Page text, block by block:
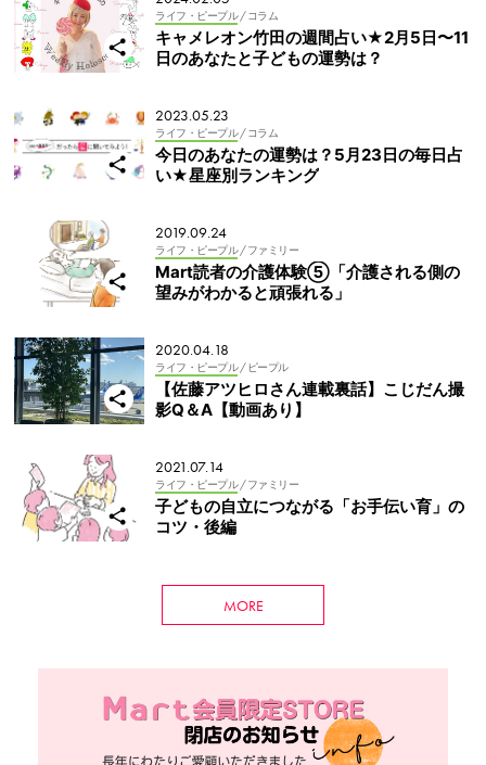
ライフ・ピープル / コラム
キャメレオン竹田の週間占い★2月5日〜11
日のあなたと子どもの運勢は？
2023.05.23
ライフ・ピープル / コラム
今日のあなたの運勢は？5月23日の毎日占
い★星座別ランキング
2019.09.24
ライフ・ピープル / ファミリー
Mart読者の介護体験⑤「介護される側の
望みがわかると頑張れる」
2020.04.18
ライフ・ピープル / ピープル
【佐藤アツヒロさん連載裏話】こじだん撮
影Q＆A【動画あり】
2021.07.14
ライフ・ピープル / ファミリー
子どもの自立につながる「お手伝い育」の
コツ・後編
MORE